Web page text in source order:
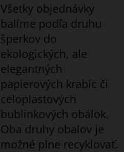
Všetky objednávky
balíme podľa druhu
šperkov do
ekologických, ale
elegantných
papierových krabíc či
celoplastových
bublinkových obálok.
Oba druhy obalov je
možné plne recyklovať.